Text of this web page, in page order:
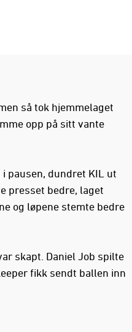
så tok hjemmelaget
opp på sitt vante
pausen, dundret KIL ut
presset bedre, laget
og løpene stemte bedre
skapt. Daniel Job spilte
fikk sendt ballen inn